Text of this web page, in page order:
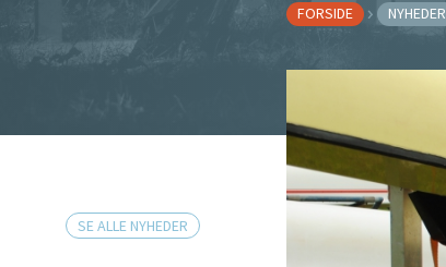
FORSIDE NYHEDER
SE ALLE NYHEDER